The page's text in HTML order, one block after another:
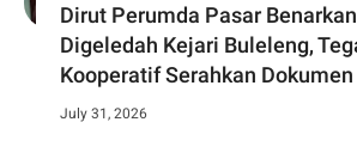
Dirut Perumda Pasar
Digeledah Kejari Buleleng,
Kooperatif Serahkan Dokumen
July 31, 2026